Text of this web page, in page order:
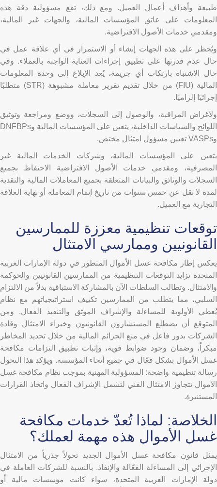
طبيعة وأهداف أعمال العميل. ومع ذلك، تقع مسؤولية دقة هذه
المعلومات على عاتق المؤسسات المالية، والجهات غير المالية،
ومقدمي خدمات الأصول الافتراضية.
ويُحظر على هذه الجهات إنشاء أو الاستمرار في أي علاقة عمل في
حال عدم قدرتها على تطبيق إجراءات العناية الواجبة بالعملاء. وفي
حال الاشتباه بارتكاب أي جريمة، يُعد الإبلاغ إلى وحدة المعلومات
المالية (FIU) من خلال تقديم تقرير معاملة مشبوهة (STR) متطلبًا
إجرائيًا إلزاميًا.
ولأغراض المراقبة، والوصول إلى السجلات، ووضع ومراجعة وتوثيق
اللوائح والسياسات الداخلية، يتعين على المؤسسات المالية وDNFBPs
وVASPs تعيين مسؤول امتثال مختص.
يتعين على المؤسسات المالية، وشركات الخدمات المالية غير
المصرفية، ومقدمي خدمات الأصول الافتراضية الاحتفاظ بجميع
السجلات والوثائق والبيانات المتعلقة بجميع المعاملات المالية والنقدية
لمدة لا تقل عن خمس سنوات من تاريخ إتمام المعاملة أو نهاية العلاقة
التجارية مع العميل.
توقعات تنظيمية معززة للممارسين
القانونيين وممارسي الامتثال
يعكس إطار مكافحة غسل الأموال المتطور في دولة الإمارات العربية
المتحدة تزايد التوقعات التنظيمية من الممارسين القانونيين والحوكمة
والامتثال. وتطالب السلطات الآن بالمشاركة الاستباقية بدلاً من الالتزام
السلبي، مما يتطلب من الممارسين تكييف استراتيجياتهم مع نظام
يُعطي الأولوية للمساءلة والإشراف الموثق والتنفيذ الفعال. ومن
المتوقع أن يضطلع المستشارون القانونيون وخبراء الامتثال وقادة
الشركات بدور فاعل في منع الجرائم المالية من خلال تحديد المخاطر
مبكراً، وضمان وجود ضوابط قوية، وإثبات تطبيق التزامات مكافحة
غسل الأموال بشكل فعّال في جميع أنحاء المؤسسة. ويؤكد هذا التحول
رسالة تنظيمية واضحة: المسؤولية المهنية بموجب نظام مكافحة غسل
الأموال تتجاوز الامتثال الفني لتشمل الإشراف الفعال واتخاذ القرارات
المستنيرة.
الخلاصة: لماذا تُعدّ خدمات مكافحة
غسل الأموال هذه مهمة لعملك؟
يمثل قانون مكافحة غسل الأموال الجديد تحولاً جذرياً من الامتثال
الإجرائي إلى المساءلة الفعّالة والإنفاذ. بالنسبة للشركات العاملة في
دولة الإمارات العربية المتحدة، سواء كانت مؤسسات مالية أو